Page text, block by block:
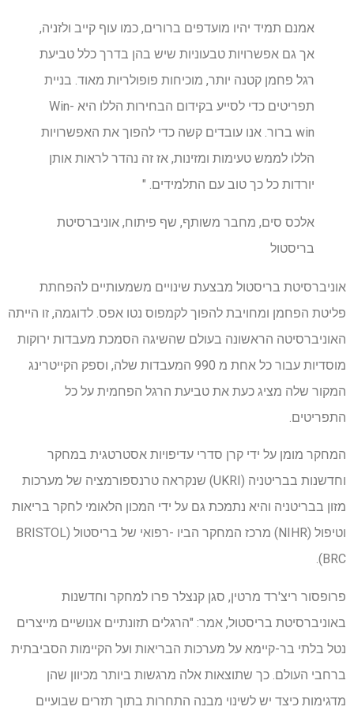
אמנם תמיד יהיו מועדפים ברורים, כמו עוף קייב ולזניה,
אך גם אפשרויות טבעוניות שיש בהן בדרך כלל טביעת
רגל פחמן קטנה יותר, מוכיחות פופולריות מאוד. בניית
תפריטים כדי לסייע בקידום הבחירות הללו היא Win-
win ברור. אנו עובדים קשה כדי להפוך את האפשרויות
הללו לממש טעימות ומזינות, אז זה נהדר לראות אותן
יורדות כל כך טוב עם התלמידים. "
אלכס סים, מחבר משותף, שף פיתוח, אוניברסיטת
בריסטול
אוניברסיטת בריסטול מבצעת שינויים משמעותיים להפחתת
פליטת הפחמן ומחויבת להפוך לקמפוס נטו אפס. לדוגמה, זו הייתה
האוניברסיטה הראשונה בעולם שהשיגה הסמכת מעבדות ירוקות
מוסדיות עבור כל אחת מ 990 המעבדות שלה, וספק הקייטרינג
המקור שלה מציג כעת את טביעת הרגל הפחמית על כל
התפריטים.
המחקר מומן על ידי קרן סדרי עדיפויות אסטרטגית במחקר
וחדשנות בבריטניה (UKRI) שנקראה טרנספורמציה של מערכות
מזון בבריטניה והיא נתמכת גם על ידי המכון הלאומי לחקר בריאות
וטיפול (NIHR) מרכז המחקר הביו -רפואי של בריסטול (BRISTOL
BRC).
פרופסור ריצ'רד מרטין, סגן קנצלר פרו למחקר וחדשנות
באוניברסיטת בריסטול, אמר: "הרגלים תזונתיים אנושיים מייצרים
נטל בלתי בר-קיימא על מערכות הבריאות ועל הקיימות הסביבתית
ברחבי העולם. כך שתוצאות אלה מרגשות ביותר מכיוון שהן
מדגימות כיצד יש לשינוי מבנה התחרות בתוך תזרים שבועיים